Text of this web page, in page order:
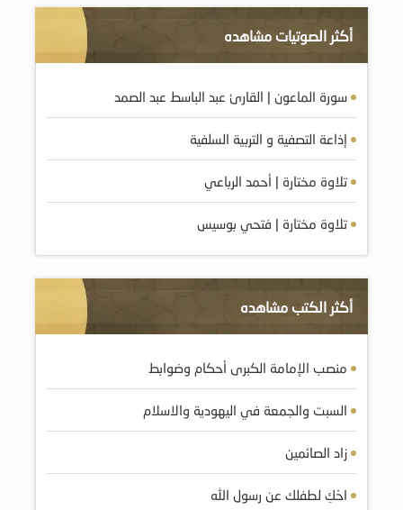
أكثر الصوتيات مشاهده
سورة الماعون | القارئ عبد الباسط عبد الصمد
إذاعة التصفية و التربية السلفية
تلاوة مختارة | أحمد الرباعي
تلاوة مختارة | فتحي بوسيس
أكثر الكتب مشاهده
منصب الإمامة الكبرى أحكام وضوابط
السبت والجمعة في اليهودية والاسلام
زاد الصائمين
احْكِ لطفلك عن رسول الله